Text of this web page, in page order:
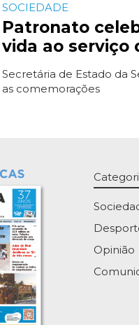
SOCIEDADE
Patronato
vida ao serviço
Secretária de Estado da
as comemorações
Opinião